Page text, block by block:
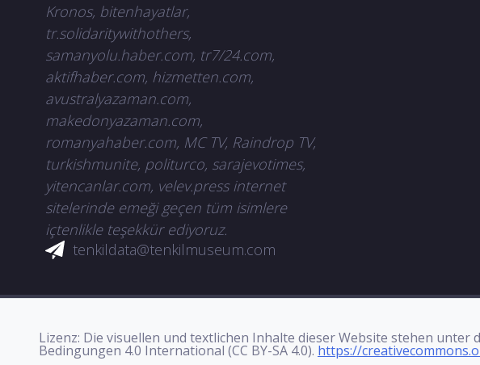
Kronos, bitenhayatlar,
tr.solidaritywithothers,
samanyolu.haber.com, tr7/24.com,
aktifhaber.com, hizmetten.com,
avustralyazaman.com,
makedonyazaman.com,
romanyahaber.com, MC TV, Raindrop TV,
turkishmunite, politurco, sarajevotimes,
yitencanlar.com, velev.press internet
sitelerinde emeği geçen tüm isimlere
içtenlikle teşekkür ediyoruz.
tenkildata@tenkilmuseum.com
Lizenz: Die visuellen und textlichen Inhalte dieser Website stehen
Bedingungen 4.0 International (CC BY-SA 4.0). https://